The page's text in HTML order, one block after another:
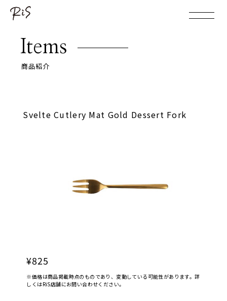
Items
商品紹介
Svelte Cutlery Mat Gold Dessert Fork
¥825
※価格は商品掲載時点のものであり、変動している可能性があります。詳
しくはRiS店舗にお問い合わせください。